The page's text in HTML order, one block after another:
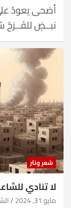
أضحى يعودُ
نبــضٍ
شعر ونثر
لا تنادي
مايو 31, 2024